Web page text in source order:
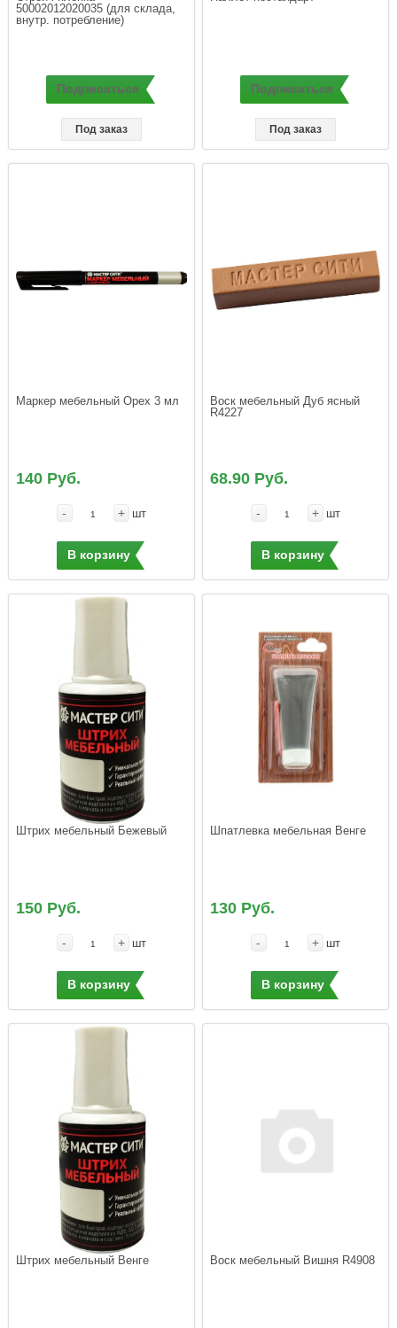
50002012020035 (для склада,
внутр. потребление)
Подписаться
Под заказ
Подписаться
Под заказ
Маркер мебельный Орех 3 мл
140 Руб.
- + шт
В корзину
Воск мебельный Дуб ясный
R4227
68.90 Руб.
- + шт
В корзину
Штрих мебельный Бежевый
150 Руб.
- + шт
В корзину
Шпатлевка мебельная Венге
130 Руб.
- + шт
В корзину
Штрих мебельный Венге Воск мебельный Вишня R4908